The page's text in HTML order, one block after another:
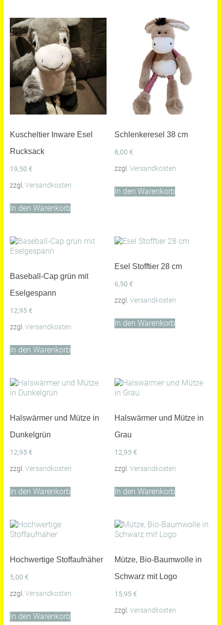
Kuscheltier Inware Esel
Rucksack
19,50 €
zzgl. Versandkosten
In den Warenkorb
Schlenkeresel 38 cm
8,00€
zzgl.Versandkosten
In den Warenkorb
Baseball-Cap grün mit
Eselgespann
12,95€
zzgl. Versandkosten
In den Warenkorb
Esel Stofftier 28 cm
6,50€
zzgl.Versandkosten
In den Warenkorb
Halswärmer und Mütze in
Dunkelgrün
12,95€
zzgl. Versandkosten
In den Warenkorb
Halswärmer und Mütze in
Grau
12,95€
zzgl.Versandkosten
In den Warenkorb
Hochwertige Stoffaufnäher
5,00 €
zzgl. Versandkosten
In den Warenkorb
Mütze, Bio-Baumwolle in
Schwarz mit Logo
15,95€
zzgl.Versandkosten